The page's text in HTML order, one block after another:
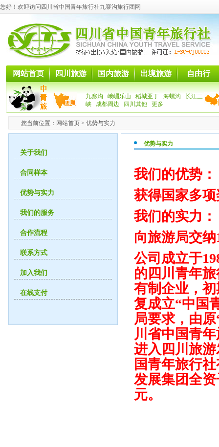
您好！欢迎访问四川省中国青年旅行社九寨沟旅行团网
网站首页 四川旅游 国内旅游 出境旅游 自由行
九寨沟 峨嵋乐山 稻城亚丁 海螺沟
长江三
峡
成都周边 四川其他 更多
您当前位置： 网站首页 > 优势与实力
关于我们
合同样本
优势与实力
我们的服务
合作流程
联系方式
加入我们
在线支付
优势与实力
我们的优势：
获得国家多
我们的实力：
向旅游局交
公司成立于
的四川青年
有制企业，
复成立“中国
局要求，由
川省中国青
进入四川旅
国青年旅行
发展集团全
元。